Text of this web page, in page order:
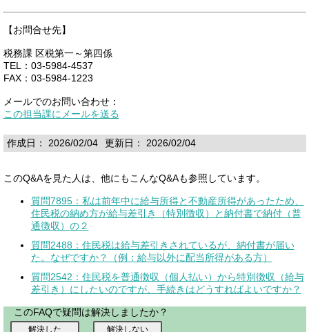
【お問合せ先】
税務課 区税第一～第四係
TEL：03-5984-4537
FAX：03-5984-1223
メールでのお問い合わせ：
この担当課にメールを送る
作成日： 2026/02/04 更新日： 2026/02/04
このQ&Aを見た人は、他にもこんなQ&Aも参照しています。
質問7895：私は前年中に給与所得と不動産所得があったため、
住民税の納め方が給与差引き（特別徴収）と納付書で納付（普
通徴収）の２
質問2488：住民税は給与差引きされているが、納付書が届い
た。なぜですか？（例：給与以外に配当所得がある方）
質問2542：住民税を普通徴収（個人払い）から特別徴収（給与
差引き）にしたいのですが、手続きはどうすればよいですか？
このFAQで疑問は解決しましたか？